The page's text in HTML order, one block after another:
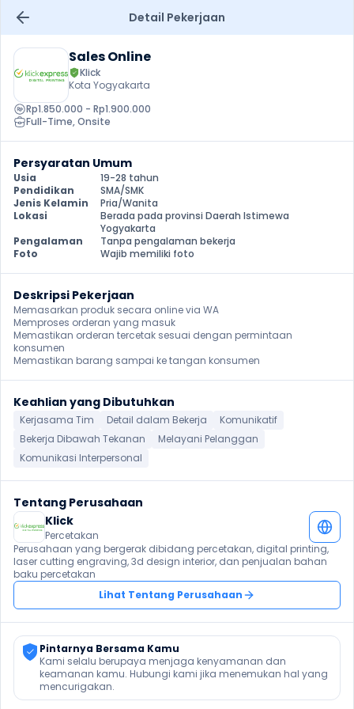
Detail Pekerjaan
Sales Online
Klick
Kota Yogyakarta
Rp1.850.000 - Rp1.900.000
Full-Time, Onsite
Persyaratan Umum
Usia
19-28 tahun
Pendidikan
SMA/SMK
Jenis Kelamin
Pria/Wanita
Lokasi
Berada pada provinsi Daerah Istimewa
Yogyakarta
Pengalaman
Tanpa pengalaman bekerja
Foto
Wajib memiliki foto
Deskripsi Pekerjaan
Memasarkan produk secara online via WA
Memproses orderan yang masuk
Memastikan orderan tercetak sesuai dengan permintaan
konsumen
Memastikan barang sampai ke tangan konsumen
Keahlian yang Dibutuhkan
Kerjasama Tim Detail dalam Bekerja
Komunikatif
Bekerja Dibawah Tekanan
Melayani Pelanggan
Komunikasi Interpersonal
Tentang Perusahaan
Klick
Percetakan
Perusahaan yang bergerak dibidang percetakan, digital printing,
laser cutting engraving, 3d design interior, dan penjualan bahan
baku percetakan
Lihat Tentang Perusahaan
Pintarnya Bersama Kamu
Kami selalu berupaya menjaga kenyamanan dan
keamanan kamu. Hubungi kami jika menemukan hal yang
mencurigakan.